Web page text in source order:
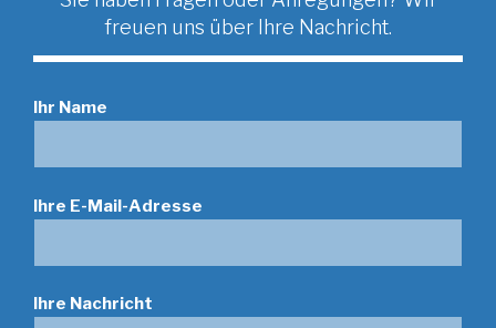
freuen uns über Ihre Nachricht.
Ihr Name
Ihre E-Mail-Adresse
Ihre Nachricht